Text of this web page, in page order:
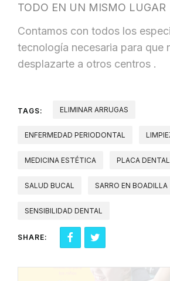
TODO EN UN MISMO LUGAR
Contamos con todos los
tecnología necesaria para que
desplazarte a otros centros .
TAGS: ELIMINAR ARRUGAS
ENFERMEDAD PERIODONTAL
MEDICINA ESTÉTICA PLACA
SALUD BUCAL SARRO EN BOADILLA
SENSIBILIDAD DENTAL
SHARE: